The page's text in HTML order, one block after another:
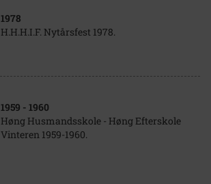
1978
H.H.H.I.F. Nytårsfest 1978.
1959 - 1960
Høng Husmandsskole - Høng Efterskole
Vinteren 1959-1960.